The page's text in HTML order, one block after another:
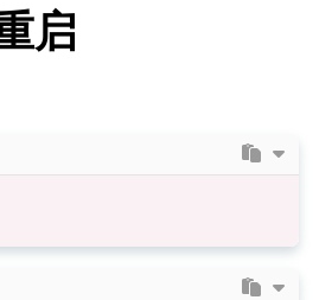
启